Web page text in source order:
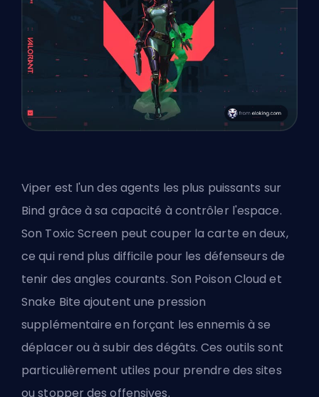
Viper est l'un des agents les plus puissants sur
Bind grâce à sa capacité à contrôler l'espace.
Son Toxic Screen peut couper la carte en deux,
ce qui rend plus difficile pour les défenseurs de
tenir des angles courants. Son Poison Cloud et
Snake Bite ajoutent une pression
supplémentaire en forçant les ennemis à se
déplacer ou à subir des dégâts. Ces outils sont
particulièrement utiles pour prendre des sites
ou stopper des offensives.